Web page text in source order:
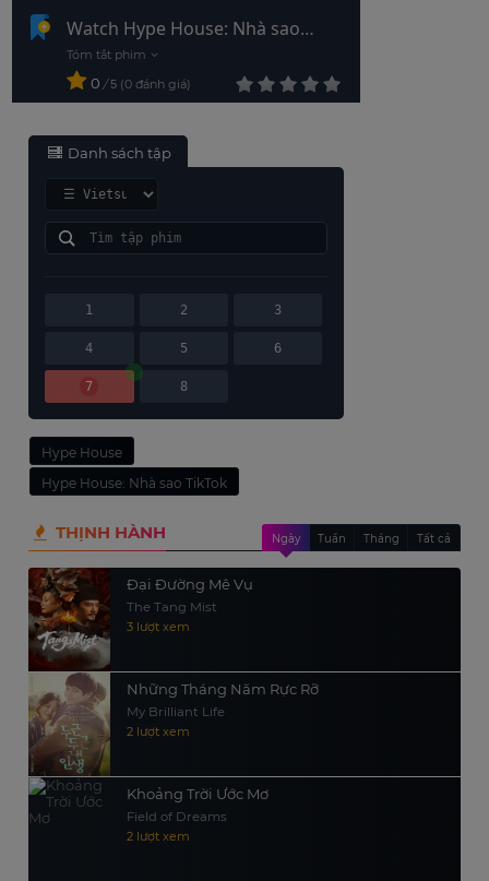
Watch Hype House: Nhà sao
TikTok episode 7 Vietsub - HD
0 / 5 0 đánh giá
Danh sách tập
1 2 3
4 5 6
7 8
Hype House
Hype House: Nhà sao TikTok
THỊNH HÀNH Ngày Tuần Tháng Tất cả
Đại Đường Mê Vụ
The Tang Mist
3 lượt xem
Những Tháng Năm Rực Rỡ
My Brilliant Life
2 lượt xem
Khoảng Trời Ước Mơ
Field of Dreams
2 lượt xem